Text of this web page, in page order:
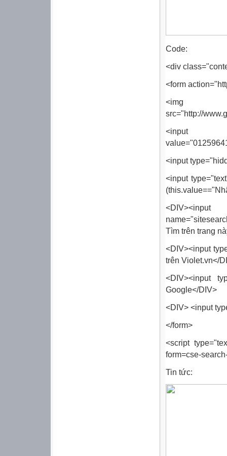
Code:
<div
<form
<img
src="http://
<input
<input
<input
Tìm trên trang
<DIV><input
trên Violet.vn</
<DIV><input
Google</DIV>
<DIV> <input
</form>
<script
form=cse-
Tin tức: